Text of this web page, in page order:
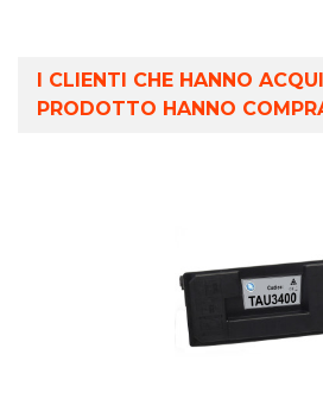
I CLIENTI CHE HANNO
PRODOTTO HANNO